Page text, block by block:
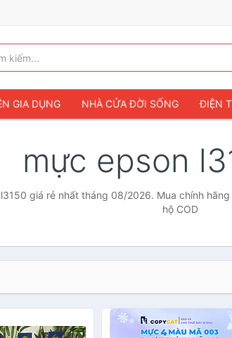
GIA DỤNG NHÀ CỬA ĐỜI SỐNG ĐIỆN
mực epson
giá rẻ nhất tháng 08/2026. Mua chính
hộ COD